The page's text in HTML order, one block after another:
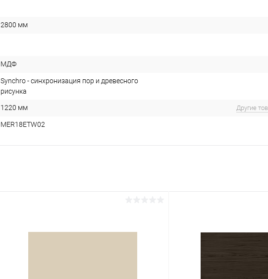
2800 мм
МДФ
Synchro - синхронизация пор и древесного
рисунка
1220 мм Другие
MER18ETW02